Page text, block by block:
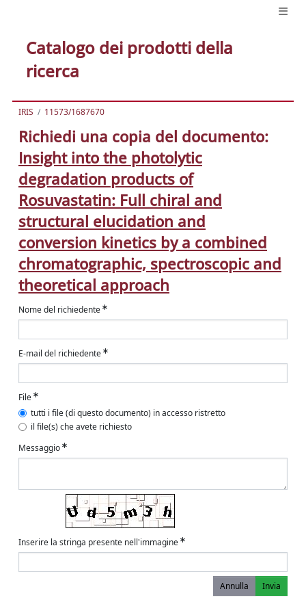
Catalogo dei prodotti della
ricerca
IRIS 11573/1687670
Richiedi una copia del documento:
Insight into the photolytic
degradation products of
Rosuvastatin: Full chiral and
structural elucidation and
conversion kinetics by a combined
chromatographic, spectroscopic and
theoretical approach
Nome del richiedente
E-mail del richiedente
File
tutti i file (di questo documento) in accesso ristretto
il file(s) che avete richiesto
Messaggio
Inserire la stringa presente nell'immagine
Annulla Invia